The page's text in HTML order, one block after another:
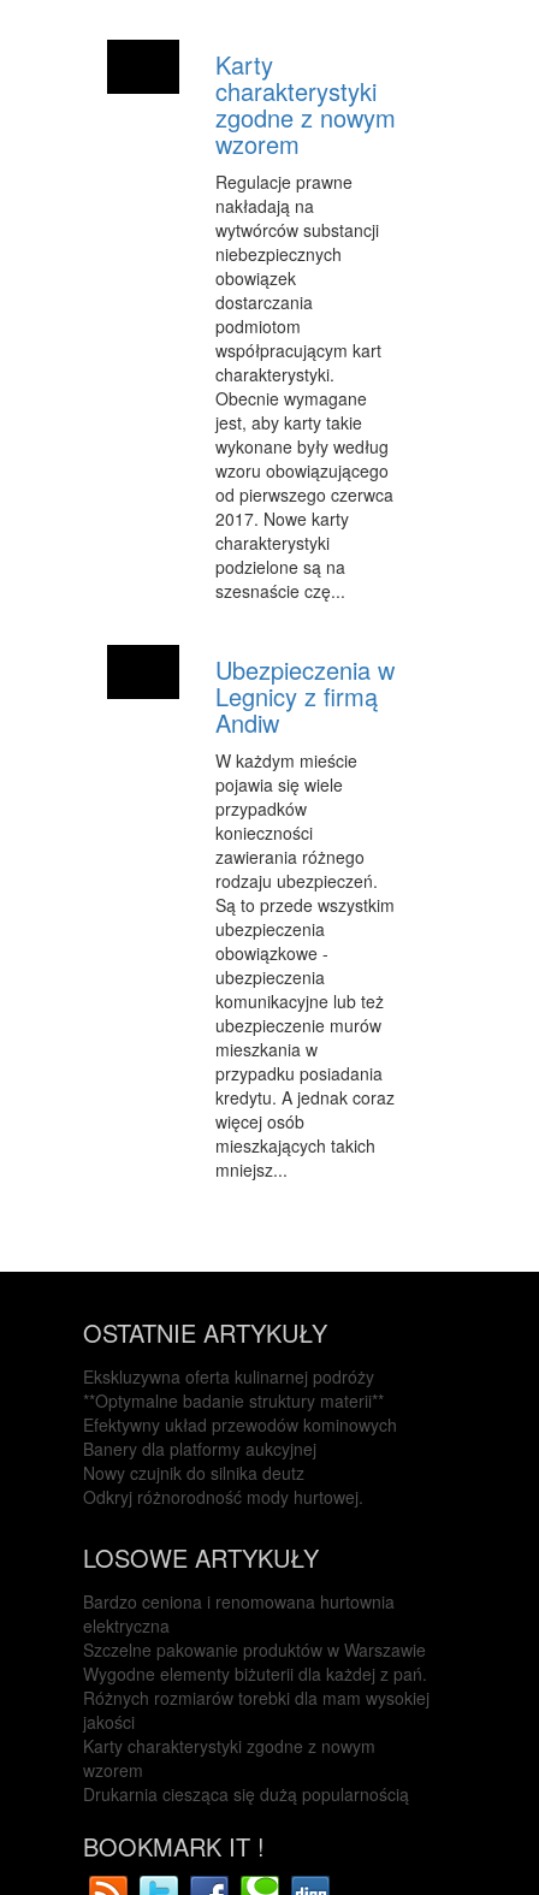
Karty
charakterystyki
zgodne z nowym
wzorem
Regulacje prawne
nakładają na
wytwórców substancji
niebezpiecznych
obowiązek
dostarczania
podmiotom
współpracującym kart
charakterystyki.
Obecnie wymagane
jest, aby karty takie
wykonane były według
wzoru obowiązującego
od pierwszego czerwca
2017. Nowe karty
charakterystyki
podzielone są na
szesnaście czę...
Ubezpieczenia w
Legnicy z firmą
Andiw
W każdym mieście
pojawia się wiele
przypadków
konieczności
zawierania różnego
rodzaju ubezpieczeń.
Są to przede wszystkim
ubezpieczenia
obowiązkowe -
ubezpieczenia
komunikacyjne lub też
ubezpieczenie murów
mieszkania w
przypadku posiadania
kredytu. A jednak coraz
więcej osób
mieszkających takich
mniejsz...
OSTATNIE ARTYKUŁY
Ekskluzywna oferta kulinarnej podróży
**Optymalne badanie struktury materii**
Efektywny układ przewodów kominowych
Banery dla platformy aukcyjnej
Nowy czujnik do silnika deutz
Odkryj różnorodność mody hurtowej.
LOSOWE ARTYKUŁY
Bardzo ceniona i renomowana hurtownia
elektryczna
Szczelne pakowanie produktów w Warszawie
Wygodne elementy biżuterii dla każdej z pań.
Różnych rozmiarów torebki dla mam wysokiej
jakości
Karty charakterystyki zgodne z nowym
wzorem
Drukarnia ciesząca się dużą popularnością
BOOKMARK IT !